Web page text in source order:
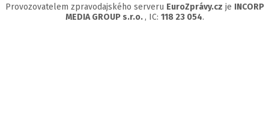
Provozovatelem zpravodajského serveru EuroZprávy.cz je INCORP
MEDIA GROUP s.r.o., IC: 118 23 054.